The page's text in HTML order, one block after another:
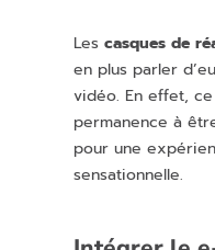
Lescasques de
en plus parler
vidéo. En effet,
permanence à
pour une
sensationnelle.